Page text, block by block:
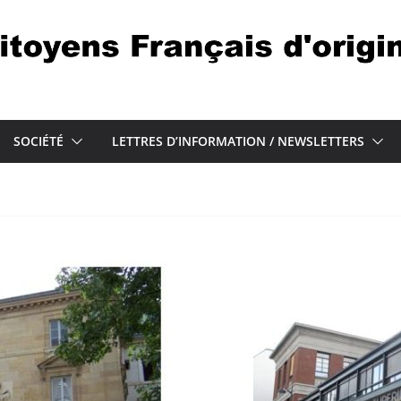
SOCIÉTÉ LETTRES D’INFORMATION / NEWSLETTERS